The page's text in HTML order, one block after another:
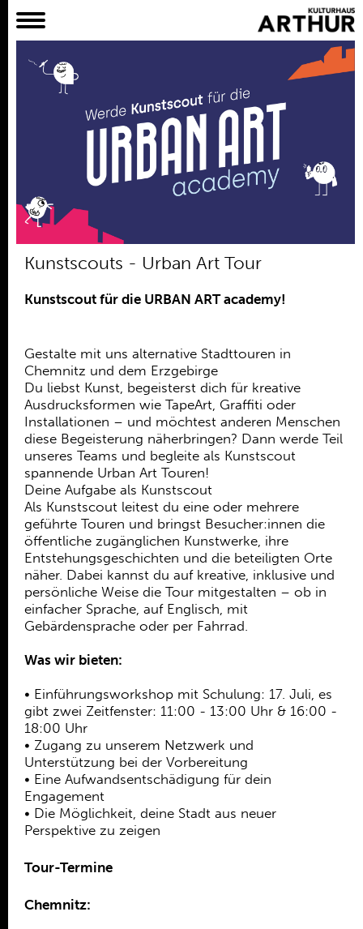
Planer
Aktuelles
Projekte
Ferienmitspielgeschichten
Bratapfelgeschichten
Familientheatervorstellungen
Jugentheatergruppen
Kindertheatergruppen
Kulturfestival Walpurgisnacht
Menschenrechtsbildung
Nichts Galerie
Offenes Arthur
PERSPEKTIVEN
Showtalks
Rademann lädt ein ...
Titten, Thesen, Temperamente
Wall Of Femme
Urban Art Academy
Kunstscouts - Urban Art Tour
Urban Art Base
Workshops
Angebot
Verein
Praktikum /
Bundesfreiwilligendienst /
Ehrenamt
Kooperationen
Förderer
Kontakt
Kunstscouts - Urban Art Tour
Kunstscout für die URBAN ART academy!
Gestalte mit uns alternative Stadttouren in
Chemnitz und dem Erzgebirge
Du liebst Kunst, begeisterst dich für kreative
Ausdrucksformen wie TapeArt, Graffiti oder
Installationen – und möchtest anderen Menschen
diese Begeisterung näherbringen? Dann werde Teil
unseres Teams und begleite als Kunstscout
spannende Urban Art Touren!
Deine Aufgabe als Kunstscout
Als Kunstscout leitest du eine oder mehrere
geführte Touren und bringst Besucher:innen die
öffentliche zugänglichen Kunstwerke, ihre
Entstehungsgeschichten und die beteiligten Orte
näher. Dabei kannst du auf kreative, inklusive und
persönliche Weise die Tour mitgestalten – ob in
einfacher Sprache, auf Englisch, mit
Gebärdensprache oder per Fahrrad.
Was wir bieten:
• Einführungsworkshop mit Schulung: 17. Juli, es
gibt zwei Zeitfenster: 11:00 - 13:00 Uhr & 16:00 -
18:00 Uhr
• Zugang zu unserem Netzwerk und
Unterstützung bei der Vorbereitung
• Eine Aufwandsentschädigung für dein
Engagement
• Die Möglichkeit, deine Stadt aus neuer
Perspektive zu zeigen
Tour-Termine
Chemnitz: